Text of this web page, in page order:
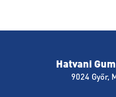
Hatvani
9024 Győr,